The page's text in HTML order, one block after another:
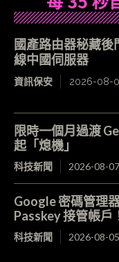
國產路由器秘藏後
線中國伺服器
資訊保安 2026-08-
限時一個月過渡
起「熄機」
科技新聞 2026-08-07
Google 密碼管理
Passkey 接管帳戶
科技新聞 2026-08-05